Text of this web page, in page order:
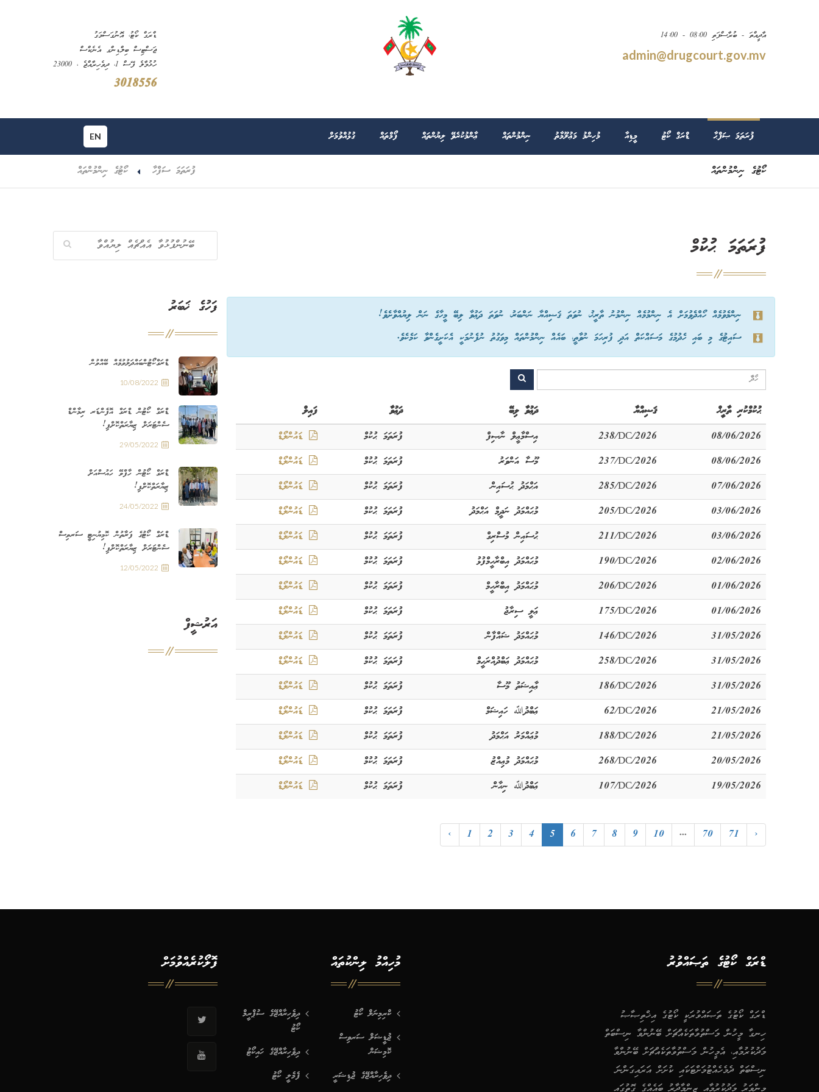
ޑްރަގް ކޯޓު، އޮނުގަސްމަގު
ޖަސްޓިސް ބިލްޑިންގ އެނެކްސް
ހުޅުމާލެ ފޭސް 1، ދިވެހިރާއްޖެ ، 23000
3018556
އާދީއްތަ - ބުރާސްފަތި 08:00 - 14:00
admin@drugcourt.gov.mv
ފުރަތަމަ ޞަފްޙާ ޑްރަގް ކޯޓު މީޑިއާ މުހިންމު މަޢުލޫމާތު ނިންމުންތައް ޢާންމުކުރެވޭ ލިޔުންތައް ފޯމްތައް ގުޅުއްވުމަށް EN
ކޯޓުގެ ނިންމުންތައް ފުރަތަމަ ސަފްހާ ކޯޓުގެ ނިންމުންތައް
ފުރަތަމަ ޙުކުމް
ނިންމެވުމެއް ހޯއްދެވުމަށް އެ ނިންމުމެއް ނިންމުނު ތާރީޚު، ނުވަތަ ޤަޟިއްޔާ ނަންބަރު، ނުވަތަ ދަޢުވާ ލިބޭ މީހާގެ ނަން ލިޔުއްވާށެވެ!
ސައިޓުގެ މި ބައި ހެދުމުގެ މަސައްކަތް އަދި ފުރިހަމަ ނުވާތީ، ބައެއް ނިންމުންތައް މިވަގުތު ނުފެނުމަކީ އެކަށީގެންވާ ކަމެކެވެ.
ޙުކުމްކުރި ތާރީޚް ޤަޟިއްޔާ ދަޢުވާ ލިބޭ ދަޢުވާ
ފައިލް
08/06/2026
238/DC/2026 އިސްމާޢީލް ނާޞިފް ފުރަތަމަ ޙުކުމް
ޑައުންލޯޑް
08/06/2026
237/DC/2026 މޫސާ އަންވަރު ފުރަތަމަ ޙުކުމް
ޑައުންލޯޑް
07/06/2026
285/DC/2026 އަޙްމަދު ޙުސައިން ފުރަތަމަ ޙުކުމް
ޑައުންލޯޑް
03/06/2026
205/DC/2026 މުޙައްމަދު ނަދީމް އަޙްމަދު ފުރަތަމަ ޙުކުމް
ޑައުންލޯޑް
03/06/2026
211/DC/2026 ޙުސައިން މުސްރިގް ފުރަތަމަ ޙުކުމް
ޑައުންލޯޑް
02/06/2026
190/DC/2026 މުޙައްމަދު އިބްރާހީމްފުޅު ފުރަތަމަ ޙުކުމް
ޑައުންލޯޑް
01/06/2026
206/DC/2026 މުޙައްމަދު އިބްރާހީމް ފުރަތަމަ ޙުކުމް
ޑައުންލޯޑް
01/06/2026
175/DC/2026 ޢަލީ ސިރާޖު ފުރަތަމަ ޙުކުމް
ޑައުންލޯޑް
31/05/2026
146/DC/2026 މުޙައްމަދު ޝައްފާން ފުރަތަމަ ޙުކުމް
ޑައުންލޯޑް
31/05/2026
258/DC/2026 މުޙައްމަދު ޢަބްދުއްރަޙީމް ފުރަތަމަ ޙުކުމް
ޑައުންލޯޑް
31/05/2026
186/DC/2026 ޢާއިޝަތު މޫސާ ފުރަތަމަ ޙުކުމް
ޑައުންލޯޑް
21/05/2026
62/DC/2026 ޢަބްދުﷲ ހައިޝަމް ފުރަތަމަ ޙުކުމް
ޑައުންލޯޑް
21/05/2026
188/DC/2026 މުޢައްމަރު އަޙްމަދު ފުރަތަމަ ޙުކުމް
ޑައުންލޯޑް
20/05/2026
268/DC/2026 މުޙައްމަދު މުޢިއްޒު ފުރަތަމަ ޙުކުމް
ޑައުންލޯޑް
19/05/2026
107/DC/2026 ޢަބްދުﷲ ނިހާން ފުރަތަމަ ޙުކުމް ޑައުންލޯޑް
‹ 1 2 3 4 5 6 7 8 9 10 ... 70 71 ›
ފަހުގެ ޚަބަރު
ޑްރަގްކޯޓުންބައްދަލުވުމެއް ބޭއްވުން
10/08/2022
ޑްރަގް ކޯޓުން ޑްރަގް އޮފެންޑަރ ރިމާންޑް
ސެންޓަރަށް ޒިޔާރަތްކޮށްފި!
29/05/2022
ޑްރަގް ކޯޓުން ހާފްވޭ ހައުސްއަށް
ޒިޔާރަތްކޮށްފި!
24/05/2022
ޑްރަގް ކޯޓުގެ ފަރާތުން ކޮމިޔުނިޓީ ސަރވިސް
ސެންޓަރަށް ޒިޔާރަތްކޮށްފި!
12/05/2022
އަރުޝީފް
ޑްރަގް ކޯޓުގެ ތަޞައްވުރު
ޑްރަގް ކޯޓުގެ ތަޞައްވުރަކީ ކޯޓުގެ އިޚްތިޞާޞު
ހިނގާ މީހުން މަސްތުވާތަކެއްޗަށް ބޭނުންވާ ނިސްބަތް
މަދުކުރުމާއި، އެމީހުން މަސްތުވާތަކެއްޗަށް ބޭނުންވާ
ނިސްބަތް ދެމެހެއްޓުމަށްޓަކައި ކުށަށް އަރައިގަންނަ
މިންވަރު މަދުކުރުމާއި ޒިންމާދާރު ބައެއްގެ ގޮތުގައި
ފޮލޯކުރެއްވުމަށް މުހިއްމު ލިންކުތައް
ދިވެހިރާއްޖޭގެ ސުޕްރީމް
ކޯޓު
ދިވެހިރާއްޖޭގެ ހައިކޯޓު
ފެމެލީ ކޯޓު
ކްރިމިނަލް ކޯޓު
ޖުޑީޝަލް ސަރވިސް
ކޮމިޝަން
ދިވެހިރާއްޖޭގެ ޖުޑިޝަރީ